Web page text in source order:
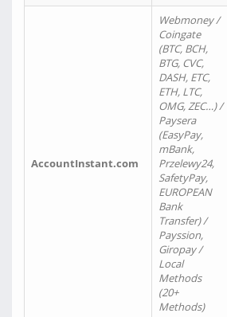
AccountInstant.com
Webmoney /
Coingate
(BTC, BCH,
BTG, CVC,
DASH, ETC,
ETH, LTC,
OMG, ZEC…) /
Paysera
(EasyPay,
mBank,
Przelewy24,
SafetyPay,
EUROPEAN
Bank
Transfer) /
Payssion,
Giropay /
Local
Methods
(20+
Methods)